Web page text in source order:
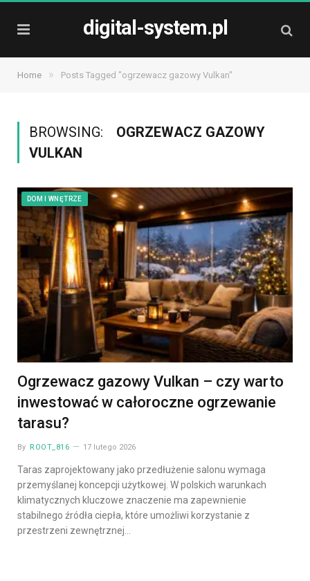
digital-system.pl
Home » Posts Tagged "ogrzewacz gazowy Vulkan"
BROWSING:
OGRZEWACZ GAZOWY
VULKAN
DOM I WNĘTRZE
Ogrzewacz gazowy Vulkan – czy warto
inwestować w całoroczne ogrzewanie
tarasu?
By ROOT_816 17 lutego 2026
Taras zaprojektowany jako przedłużenie salonu wymaga
przemyślanej koncepcji użytkowej. W polskich warunkach
klimatycznych kluczowe znaczenie ma zapewnienie
stabilnego źródła ciepła, które umożliwi korzystanie z
przestrzeni zewnętrznej…